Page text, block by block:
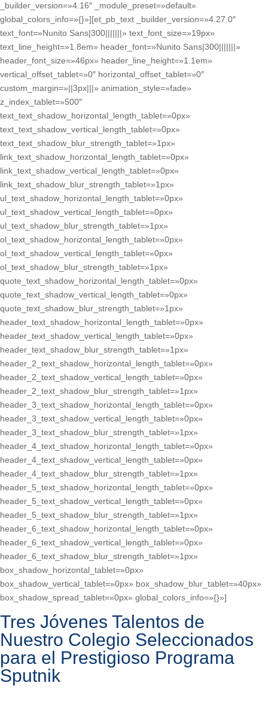
_builder_version=»4.16″ _module_preset=»default»
global_colors_info=»{}»][et_pb_text _builder_version=»4.27.0″
text_font=»Nunito Sans|300|||||||» text_font_size=»19px»
text_line_height=»1.8em» header_font=»Nunito Sans|300|||||||»
header_font_size=»46px» header_line_height=»1.1em»
vertical_offset_tablet=»0″ horizontal_offset_tablet=»0″
custom_margin=»||3px|||» animation_style=»fade»
z_index_tablet=»500″
text_text_shadow_horizontal_length_tablet=»0px»
text_text_shadow_vertical_length_tablet=»0px»
text_text_shadow_blur_strength_tablet=»1px»
link_text_shadow_horizontal_length_tablet=»0px»
link_text_shadow_vertical_length_tablet=»0px»
link_text_shadow_blur_strength_tablet=»1px»
ul_text_shadow_horizontal_length_tablet=»0px»
ul_text_shadow_vertical_length_tablet=»0px»
ul_text_shadow_blur_strength_tablet=»1px»
ol_text_shadow_horizontal_length_tablet=»0px»
ol_text_shadow_vertical_length_tablet=»0px»
ol_text_shadow_blur_strength_tablet=»1px»
quote_text_shadow_horizontal_length_tablet=»0px»
quote_text_shadow_vertical_length_tablet=»0px»
quote_text_shadow_blur_strength_tablet=»1px»
header_text_shadow_horizontal_length_tablet=»0px»
header_text_shadow_vertical_length_tablet=»0px»
header_text_shadow_blur_strength_tablet=»1px»
header_2_text_shadow_horizontal_length_tablet=»0px»
header_2_text_shadow_vertical_length_tablet=»0px»
header_2_text_shadow_blur_strength_tablet=»1px»
header_3_text_shadow_horizontal_length_tablet=»0px»
header_3_text_shadow_vertical_length_tablet=»0px»
header_3_text_shadow_blur_strength_tablet=»1px»
header_4_text_shadow_horizontal_length_tablet=»0px»
header_4_text_shadow_vertical_length_tablet=»0px»
header_4_text_shadow_blur_strength_tablet=»1px»
header_5_text_shadow_horizontal_length_tablet=»0px»
header_5_text_shadow_vertical_length_tablet=»0px»
header_5_text_shadow_blur_strength_tablet=»1px»
header_6_text_shadow_horizontal_length_tablet=»0px»
header_6_text_shadow_vertical_length_tablet=»0px»
header_6_text_shadow_blur_strength_tablet=»1px»
box_shadow_horizontal_tablet=»0px»
box_shadow_vertical_tablet=»0px» box_shadow_blur_tablet=»40px»
box_shadow_spread_tablet=»0px» global_colors_info=»{}»]
Tres Jóvenes Talentos de
Nuestro Colegio Seleccionados
para el Prestigioso Programa
Sputnik